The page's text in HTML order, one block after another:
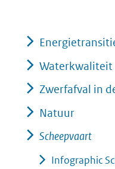
Waterkwaliteit
Zwerfafval in
Natuur
Scheepvaart
Infographic